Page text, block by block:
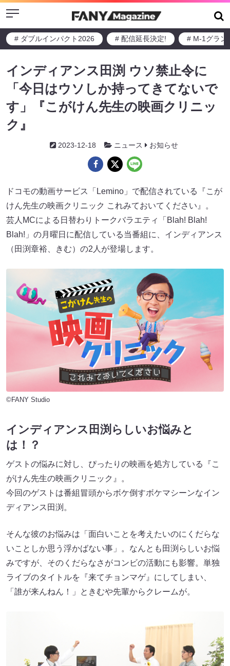
Menu
# ダブルインパクト2026 # 配信延長決定! # M-1グラン
インディアンス田渕 ウソ禁止令に
「今日はウソしか持ってきてないで
す」『こがけん先生の映画クリニッ
ク』
2023-12-18 ニュース お知らせ
ドコモの動画サービス「Lemino」で配信されている『こが
けん先生の映画クリニック これみておいてください』。
芸人MCによる日替わりトークバラエティ「Blah! Blah!
Blah!」の月曜日に配信している当番組に、インディアンス
（田渕章裕、きむ）の2人が登場します。
©FANY Studio
インディアンス田渕らしいお悩みと
は！？
ゲストの悩みに対し、ぴったりの映画を処方している『こ
がけん先生の映画クリニック』。
今回のゲストは番組冒頭からボケ倒すボケマシーンなイン
ディアンス田渕。
そんな彼のお悩みは「面白いことを考えたいのにくだらな
いことしか思う浮かばない事」。なんとも田渕らしいお悩
みですが、そのくだらなさがコンビの活動にも影響。単独
ライブのタイトルを『来てチョンマゲ』にしてしまい、
「誰が来んねん！」ときむや先輩からクレームが。